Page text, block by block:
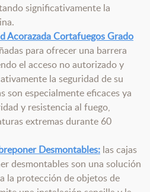
significativamente la
Acorazada Cortafuegos Grado
para ofrecer una barrera
el acceso no autorizado y
la seguridad de su
son especialmente eficaces ya
y resistencia al fuego,
extremas durante 60
Desmontables: las cajas
desmontables son una solución
la protección de objetos de